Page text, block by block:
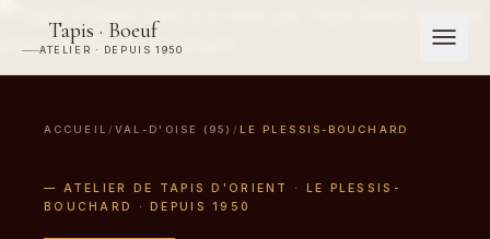
Tapis · Boeuf
ATELIER · DEPUIS 1950
ACCUEIL / VAL-D'OISE (95) / LE PLESSIS-BOUCHARD
— ATELIER DE TAPIS D'ORIENT · LE PLESSIS-
BOUCHARD · DEPUIS 1950